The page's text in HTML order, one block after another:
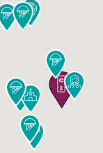










